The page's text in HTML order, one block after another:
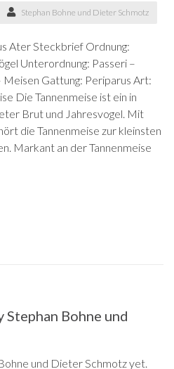
Stephan Bohne und Dieter Schmotz
Ater Steckbrief Ordnung:
Unterordnung: Passeri –
Meisen Gattung: Periparus Art:
Die Tannenmeise ist ein in
Brut und Jahresvogel. Mit
die Tannenmeise zur kleinsten
Markant an der Tannenmeise
Stephan Bohne und
und Dieter Schmotz yet.